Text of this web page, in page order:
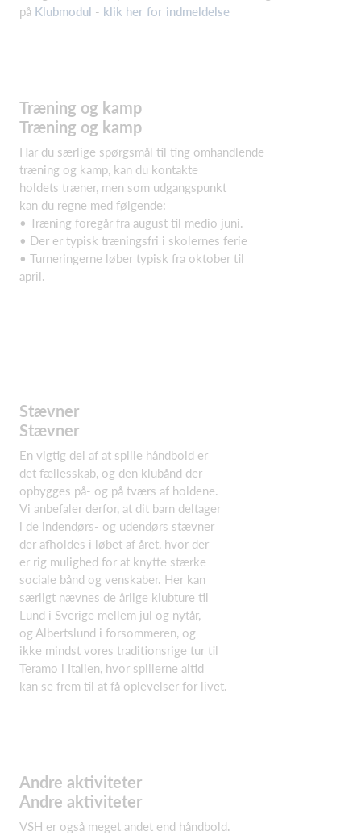
på Klubmodul - klik her for indmeldelse
Træning og kamp
Træning og kamp
Har du særlige spørgsmål til ting omhandlende
træning og kamp, kan du kontakte
holdets træner, men som udgangspunkt
kan du regne med følgende:
• Træning foregår fra august til medio juni.
• Der er typisk træningsfri i skolernes ferie
• Turneringerne løber typisk fra oktober til
april.
Stævner
Stævner
En vigtig del af at spille håndbold er
det fællesskab, og den klubånd der
opbygges på- og på tværs af holdene.
Vi anbefaler derfor, at dit barn deltager
i de indendørs- og udendørs stævner
der afholdes i løbet af året, hvor der
er rig mulighed for at knytte stærke
sociale bånd og venskaber. Her kan
særligt nævnes de årlige klubture til
Lund i Sverige mellem jul og nytår,
og Albertslund i forsommeren, og
ikke mindst vores traditionsrige tur til
Teramo i Italien, hvor spillerne altid
kan se frem til at få oplevelser for livet.
Andre aktiviteter
Andre aktiviteter
VSH er også meget andet end håndbold.